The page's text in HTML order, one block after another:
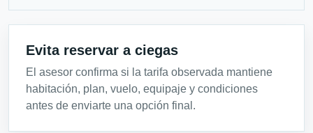
Evita reservar a ciegas
El asesor confirma si la tarifa observada mantiene
habitación, plan, vuelo, equipaje y condiciones
antes de enviarte una opción final.